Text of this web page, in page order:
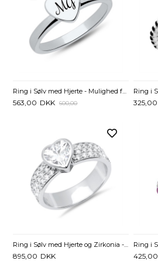
Ring i Sølv med Hjerte - Mulighed for gravering
563,00 DKK 600,00 325,00
895,00 DKK 425,00